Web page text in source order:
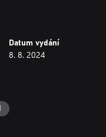
Datum vydání
8. 8. 2024